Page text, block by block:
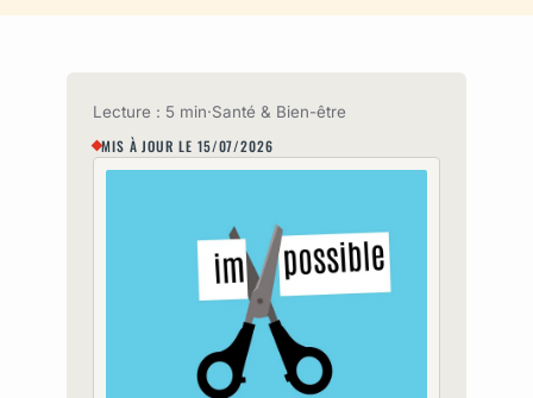
Lecture : 5 min·Santé & Bien-être
MIS À JOUR LE 15/07/2026